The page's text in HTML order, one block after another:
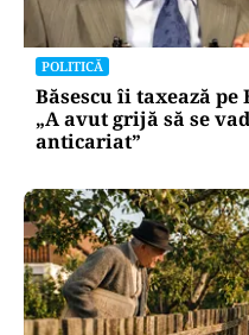
POLITICĂ
Băsescu îi taxează
„A avut grijă să se
anticariat”